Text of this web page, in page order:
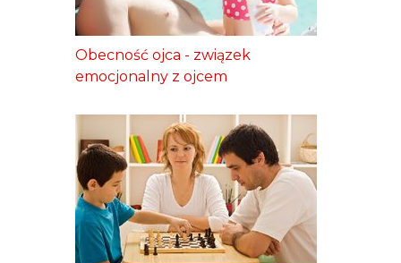
Obecność ojca - związek
emocjonalny z ojcem